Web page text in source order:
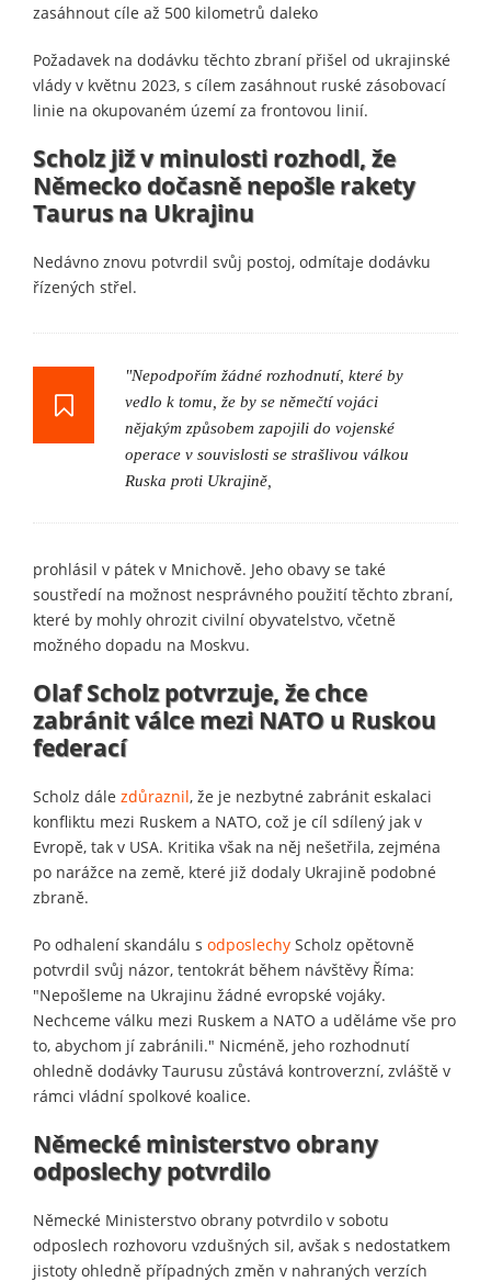
zasáhnout cíle až 500 kilometrů daleko
Požadavek na dodávku těchto zbraní přišel od ukrajinské
vlády v květnu 2023, s cílem zasáhnout ruské zásobovací
linie na okupovaném území za frontovou linií.
Scholz již v minulosti rozhodl, že
Německo dočasně nepošle rakety
Taurus na Ukrajinu
Nedávno znovu potvrdil svůj postoj, odmítaje dodávku
řízených střel.
"Nepodpořím žádné rozhodnutí, které by
vedlo k tomu, že by se němečtí vojáci
nějakým způsobem zapojili do vojenské
operace v souvislosti se strašlivou válkou
Ruska proti Ukrajině,
prohlásil v pátek v Mnichově. Jeho obavy se také
soustředí na možnost nesprávného použití těchto zbraní,
které by mohly ohrozit civilní obyvatelstvo, včetně
možného dopadu na Moskvu.
Olaf Scholz potvrzuje, že chce
zabránit válce mezi NATO u Ruskou
federací
Scholz dále zdůraznil, že je nezbytné zabránit eskalaci
konfliktu mezi Ruskem a NATO, což je cíl sdílený jak v
Evropě, tak v USA. Kritika však na něj nešetřila, zejména
po narážce na země, které již dodaly Ukrajině podobné
zbraně.
Po odhalení skandálu s odposlechy Scholz opětovně
potvrdil svůj názor, tentokrát během návštěvy Říma:
"Nepošleme na Ukrajinu žádné evropské vojáky.
Nechceme válku mezi Ruskem a NATO a uděláme vše pro
to, abychom jí zabránili." Nicméně, jeho rozhodnutí
ohledně dodávky Taurusu zůstává kontroverzní, zvláště v
rámci vládní spolkové koalice.
Německé ministerstvo obrany
odposlechy potvrdilo
Německé Ministerstvo obrany potvrdilo v sobotu
odposlech rozhovoru vzdušných sil, avšak s nedostatkem
jistoty ohledně případných změn v nahraných verzích